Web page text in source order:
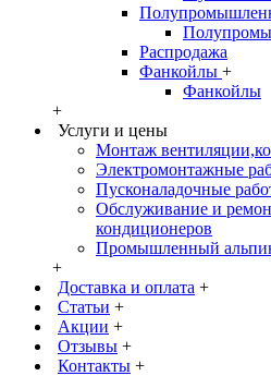
Распродажа
Фанкойлы +
Фанкойлы
+
Услуги и цены
Монтаж
Электромонтажные
Пусконаладочные
Обслуживание и
кондиционеров
Промышленный
+
Доставка и оплата +
Статьи +
Акции +
Отзывы +
Контакты +